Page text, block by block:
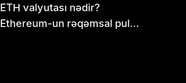
ETH valyutası nədir?
Ethereum-un rəqəmsal pulu